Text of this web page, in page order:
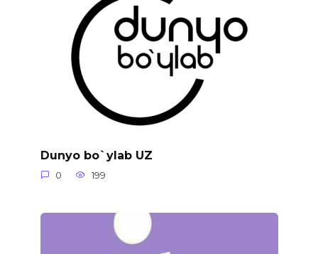
Dunyo bo`ylab UZ
0 199